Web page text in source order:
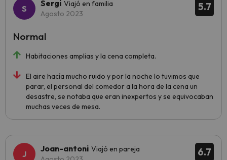
5.7
Sergi Viajó en familia
Agosto 2023
Habitaciones amplias y la cena completa.
El aire hacía mucho ruido y por la noche lo tuvimos que
parar, el personal del comedor a la hora de la cena un
desastre, se notaba que eran inexpertos y se equivocaban
muchas veces de mesa.
Normal
6.7
Joan-antoni Viajó en pareja